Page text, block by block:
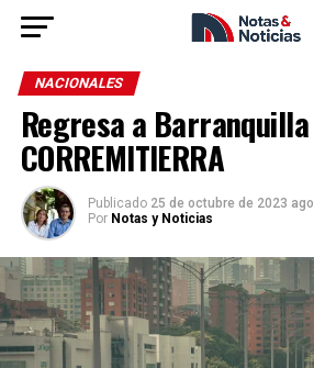
NACIONALES
Regresa a Barranquilla
CORREMITIERRA
Publicado 25 de octubre de 2023 ago
Por Notas y Noticias